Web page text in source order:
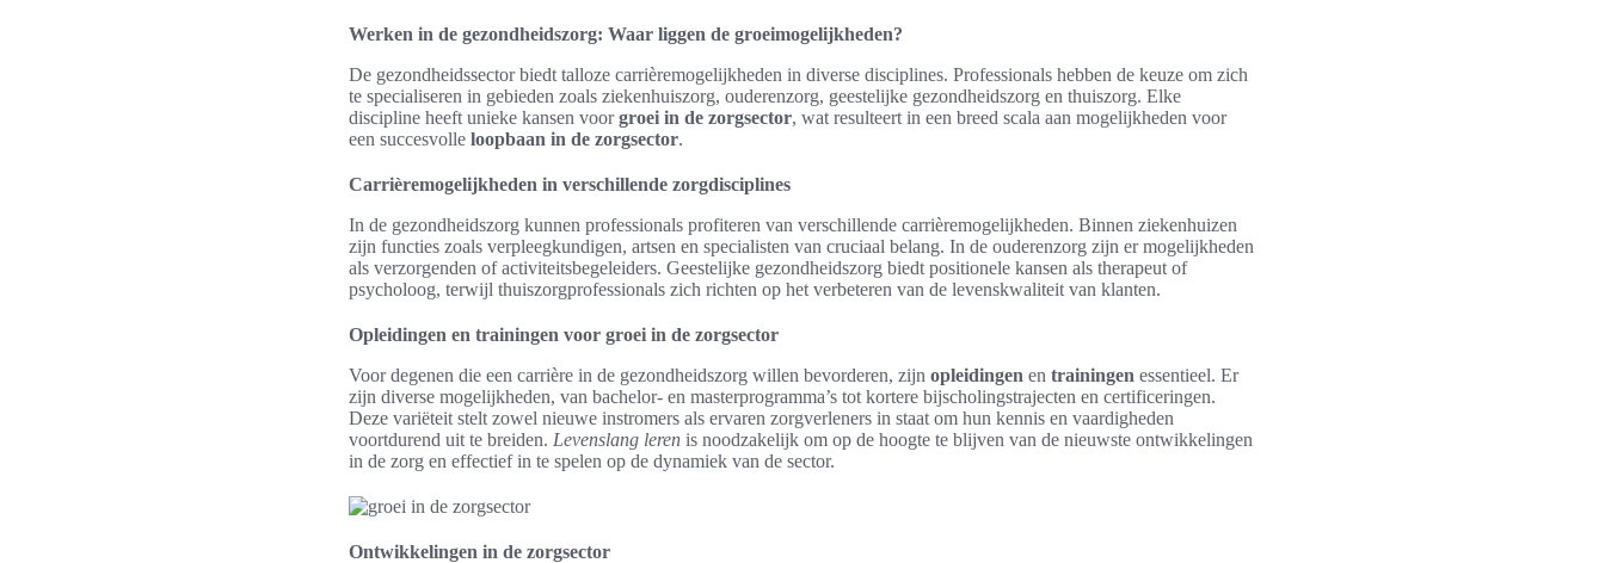
Werken in de gezondheidszorg: Waar liggen de groeimogelijkheden?
De gezondheidssector biedt talloze carrièremogelijkheden in diverse disciplines. Professionals hebben de keuze om zich
te specialiseren in gebieden zoals ziekenhuiszorg, ouderenzorg, geestelijke gezondheidszorg en thuiszorg. Elke
discipline heeft unieke kansen voorgroei in de zorgsector, wat resulteert in een breed scala aan mogelijkheden voor
een succesvolle loopbaan in de zorgsector.
Carrièremogelijkheden in verschillende zorgdisciplines
In de gezondheidszorg kunnen professionals profiteren van verschillende carrièremogelijkheden. Binnen ziekenhuizen
zijn functies zoals verpleegkundigen, artsen en specialisten van cruciaal belang. In de ouderenzorg zijn er mogelijkheden
als verzorgenden of activiteitsbegeleiders. Geestelijke gezondheidszorg biedt positionele kansen als therapeut of
psycholoog, terwijl thuiszorgprofessionals zich richten op het verbeteren van de levenskwaliteit van klanten.
Opleidingen en trainingen voor groei in de zorgsector
Voor degenen die een carrière in de gezondheidszorg willen bevorderen, zijn opleidingen en trainingen essentieel. Er
zijn diverse mogelijkheden, van bachelor- en masterprogramma’s tot kortere bijscholingstrajecten en certificeringen.
Deze variëteit stelt zowel nieuwe instromers als ervaren zorgverleners in staat om hun kennis en vaardigheden
voortdurend uit te breiden. Levenslang leren is noodzakelijk om op de hoogte te blijven van de nieuwste ontwikkelingen
in de zorg en effectief in te spelen op de dynamiek van de sector.
Ontwikkelingen in de zorgsector